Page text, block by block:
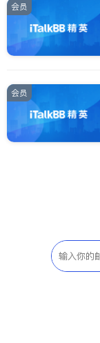
会员
会员